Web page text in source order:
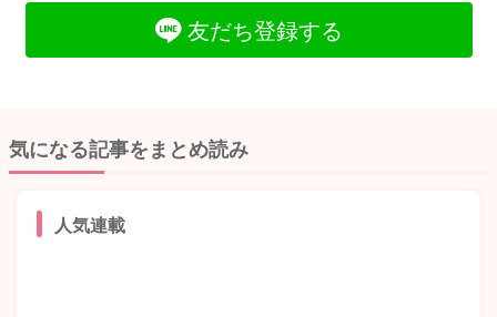
友だち登録する
気になる記事をまとめ読み
人気連載